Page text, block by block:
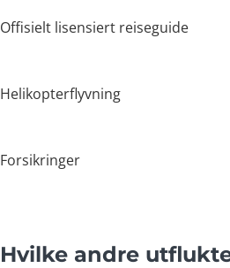
Offisielt lisensiert reiseguide
Helikopterflyvning
Forsikringer
Hvilke andre